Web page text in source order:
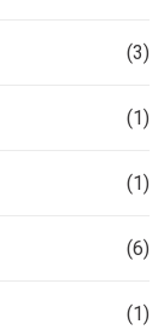
(3)
(1)
(1)
(6)
(1)